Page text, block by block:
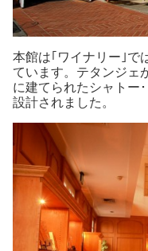
本館は｢ワイナリー｣で
ています。テタンジェ
に建てられたシャトー
設計されました。